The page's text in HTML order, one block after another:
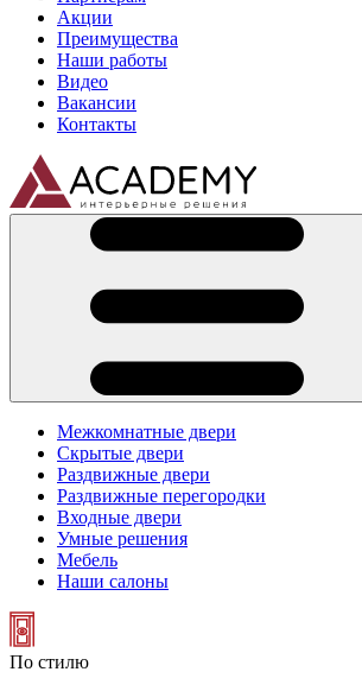
Акции
Преимущества
Наши работы
Видео
Вакансии
Контакты
Межкомнатные двери
Скрытые двери
Раздвижные двери
Раздвижные перегородки
Входные двери
Умные решения
Мебель
Наши салоны
По стилю